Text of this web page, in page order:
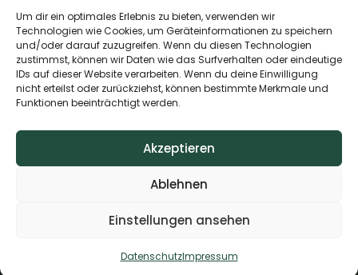
Um dir ein optimales Erlebnis zu bieten, verwenden wir
Technologien wie Cookies, um Geräteinformationen zu speichern
und/oder darauf zuzugreifen. Wenn du diesen Technologien
zustimmst, können wir Daten wie das Surfverhalten oder eindeutige
IDs auf dieser Website verarbeiten. Wenn du deine Einwilligung
nicht erteilst oder zurückziehst, können bestimmte Merkmale und
Funktionen beeinträchtigt werden.
Akzeptieren
Ablehnen
Einstellungen ansehen
DatenschutzImpressum
Fahrzeugbörse Der Dethleffs Just Go Active ist
das ideale Wohnmobil für Neueinsteiger,
Umsteiger und Aufsteiger. Kompakt, wendig und
vielseitig konzipiert, richtet er sich…
© Copyright 2026 Reisemobile Weber
Kontakt
Datenschutz